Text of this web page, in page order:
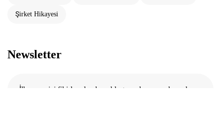
Şirket Hikayesi
Newsletter
İlham verici fikirler almak ve blog yazılarımızı okumak